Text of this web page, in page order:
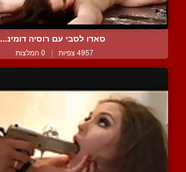
סאדו לסבי עם רוסיה דומינ...
4957 צפיות | 0 המלצות